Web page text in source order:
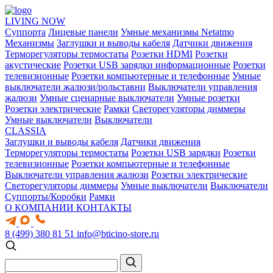
LIVING NOW
Суппорта Лицевые панели Умные механизмы Netatmo
Механизмы Заглушки и выводы кабеля Датчики движения
Терморегуляторы термостаты Розетки HDMI Розетки
акустические Розетки USB зарядки информационные Розетки
телевизионные Розетки компьютерные и телефонные Умные
выключатели жалюзи/рольставни Выключатели управления
жалюзи Умные сценарные выключатели Умные розетки
Розетки электрические Рамки Светорегуляторы диммеры
Умные выключатели Выключатели
CLASSIA
Заглушки и выводы кабеля Датчики движения
Терморегуляторы термостаты Розетки USB зарядки Розетки
телевизионные Розетки компьютерные и телефонные
Выключатели управления жалюзи Розетки электрические
Светорегуляторы диммеры Умные выключатели Выключатели
Суппорты/Коробки Рамки
О КОМПАНИИ КОНТАКТЫ
8 (499) 380 81 51 info@bticino-store.ru